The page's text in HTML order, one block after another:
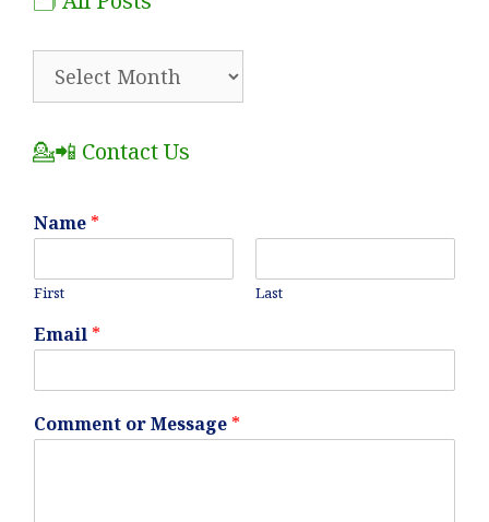
💁📲 Contact Us
Name *
First Last
Email *
Comment or Message *